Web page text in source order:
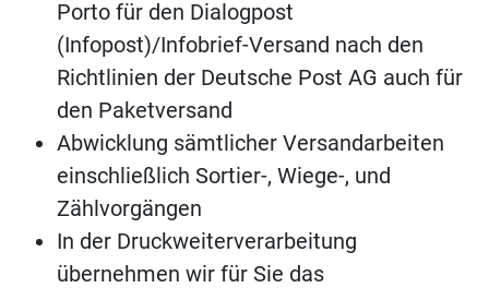
Porto für den Dialogpost
(Infopost)/Infobrief-Versand nach den
Richtlinien der Deutsche Post AG auch für
den Paketversand
Abwicklung sämtlicher Versandarbeiten
einschließlich Sortier-, Wiege-, und
Zählvorgängen
In der Druckweiterverarbeitung
übernehmen wir für Sie das